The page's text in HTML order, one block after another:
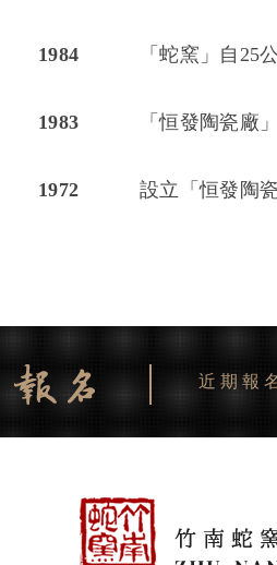
1984 「蛇窯」自25
1983 「恒發陶瓷廠
1972 設立「恒發陶
近期報